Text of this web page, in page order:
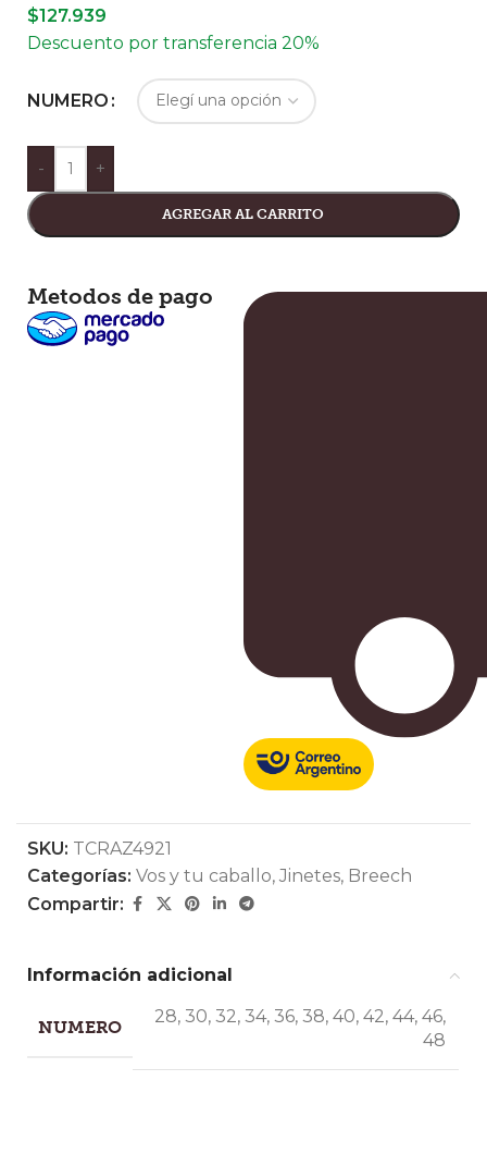
$127.939
Descuento por transferencia 20%
NUMERO
- +
AGREGAR AL CARRITO
Metodos de pago
SKU: TCRAZ4921
Categorías: Vos y tu caballo, Jinetes, Breech
Compartir:
Información adicional
NUMERO
28, 30, 32, 34, 36, 38, 40, 42, 44, 46,
48